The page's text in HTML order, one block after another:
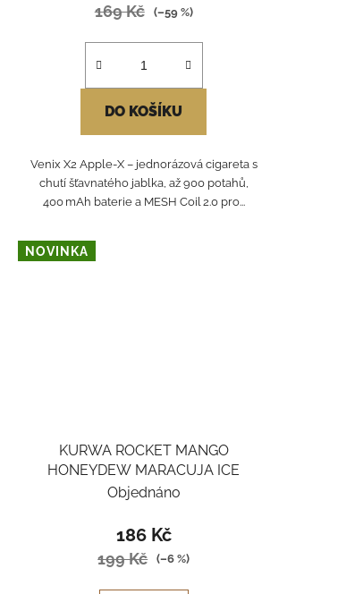
169 Kč (–59 %)
DO KOŠÍKU
Venix X2 Apple‑X – jednorázová cigareta s
chutí šťavnatého jablka, až 900 potahů,
400 mAh baterie a MESH Coil 2.0 pro...
NOVINKA
KURWA ROCKET MANGO
HONEYDEW MARACUJA ICE
Objednáno
186 Kč
199 Kč (–6 %)